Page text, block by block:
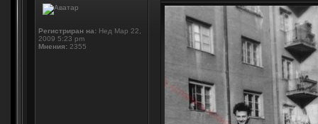
Регистриран на: Нед Мар 22,
2009 5:23 pm
Мнения: 2355